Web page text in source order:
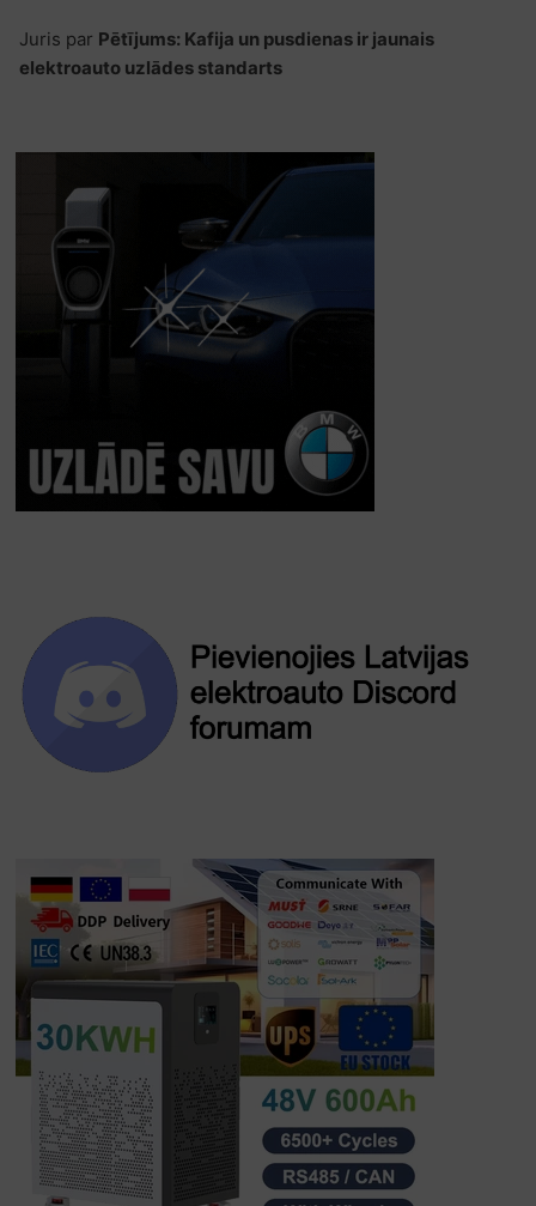
Juris par Pētījums: Kafija un pusdienas ir jaunais
elektroauto uzlādes standarts